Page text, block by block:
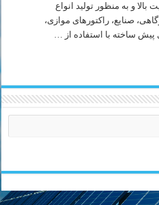
بالا و به منظور تولید انواع
صنایع، راکتورهای موازی،
پیش ساخته با استفاده از …